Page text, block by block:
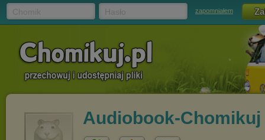
zapomniałem
Audiobook-Chomikuj